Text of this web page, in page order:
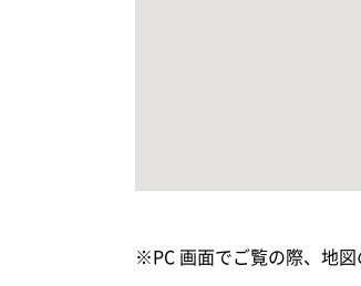
※PC 画面でご覧の際、地